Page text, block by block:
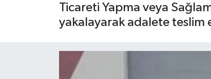
Ticareti Yapma veya
yakalayarak adalete teslim